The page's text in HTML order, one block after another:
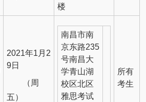
楼
2021年1月2
9日
（周
五）
南昌市南
京东路235
号南昌大
学青山湖
校区北区
雅思考试
所有
考生